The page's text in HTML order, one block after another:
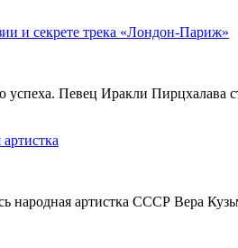
и секрете трека «Лондон-Париж»
успеха. Певец Иракли
народная артистка СССР Вера